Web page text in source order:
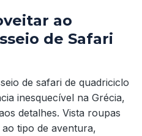
ao
de Safari
de safari de quadriciclo
inesquecível na Grécia,
detalhes. Vista roupas
tipo de aventura,